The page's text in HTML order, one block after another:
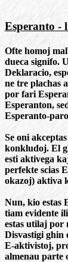
Esperanto -
Ofte homoj
dueca signifo.
Deklaracio,
ne tre plachas
por fari
Esperanton,
Esperanto-
Se oni
konkludoj. El
esti aktivega
perfekte scias
okazoj) aktiva
Nun, kio estas
tiam evidente
estas utilaj por
Disvastigi ghin
E-aktivistoj,
almenau parte